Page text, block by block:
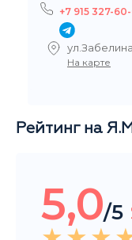
5,0/5
Читать все
НАШИ